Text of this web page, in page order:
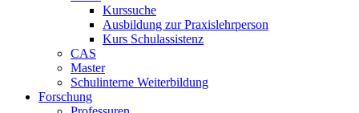
Kurssuche
Ausbildung zur Praxislehrperson
Kurs Schulassistenz
CAS
Master
Schulinterne Weiterbildung
Forschung